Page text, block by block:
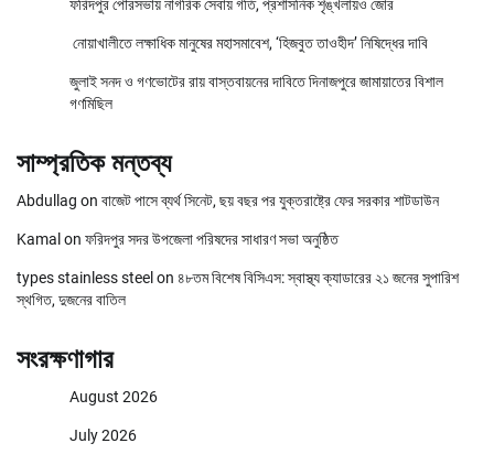
ফরিদপুর পৌরসভায় নাগরিক সেবায় গতি, প্রশাসনিক শৃঙ্খলায়ও জোর
নোয়াখালীতে লক্ষাধিক মানুষের মহাসমাবেশ, ‘হিজবুত তাওহীদ’ নিষিদ্ধের দাবি
জুলাই সনদ ও গণভোটের রায় বাস্তবায়নের দাবিতে দিনাজপুরে জামায়াতের বিশাল
গণমিছিল
সাম্প্রতিক মন্তব্য
Abdullag on বাজেট পাসে ব্যর্থ সিনেট, ছয় বছর পর যুক্তরাষ্ট্রে ফের সরকার শাটডাউন
Kamal on ফরিদপুর সদর উপজেলা পরিষদের সাধারণ সভা অনুষ্ঠিত
types stainless steel on ৪৮তম বিশেষ বিসিএস: স্বাস্থ্য ক্যাডারের ২১ জনের সুপারিশ
স্থগিত, দুজনের বাতিল
সংরক্ষণাগার
August 2026
July 2026